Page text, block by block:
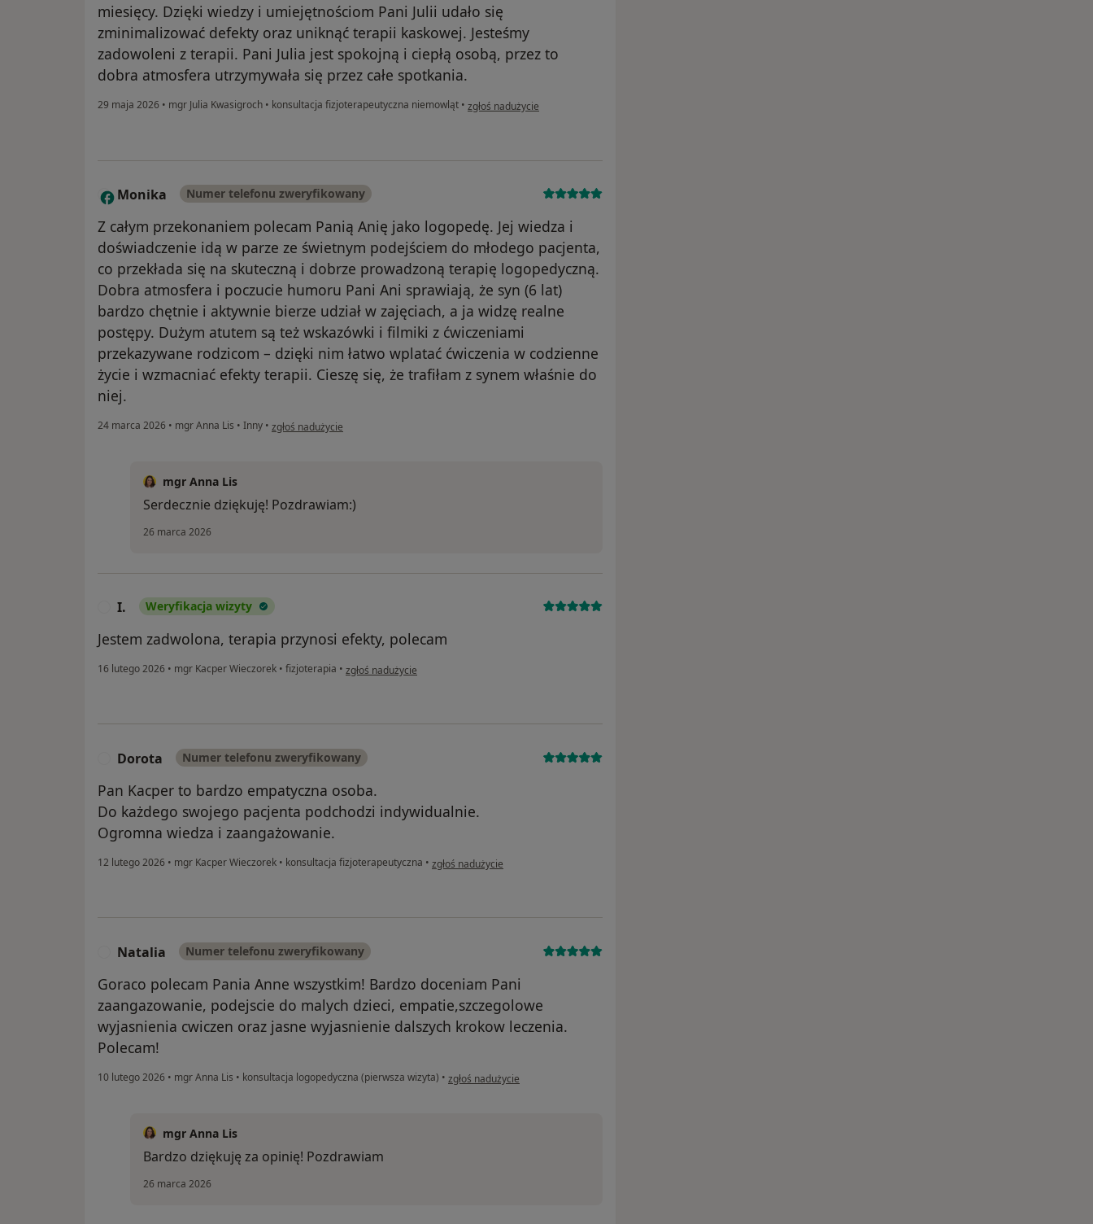
miesięcy. Dzięki wiedzy i umiejętnościom Pani Julii udało się
zminimalizować defekty oraz uniknąć terapii kaskowej. Jesteśmy
zadowoleni z terapii. Pani Julia jest spokojną i ciepłą osobą, przez to
dobra atmosfera utrzymywała się przez całe spotkania.
29 maja 2026 • mgr Julia Kwasigroch • konsultacja fizjoterapeutyczna niemowląt • w opinii użytkownika DK i IK
zgłoś nadużycie
M Monika Numer telefonu zweryfikowany
Z całym przekonaniem polecam Panią Anię jako logopedę. Jej wiedza i
doświadczenie idą w parze ze świetnym podejściem do młodego pacjenta,
co przekłada się na skuteczną i dobrze prowadzoną terapię logopedyczną.
Dobra atmosfera i poczucie humoru Pani Ani sprawiają, że syn (6 lat)
bardzo chętnie i aktywnie bierze udział w zajęciach, a ja widzę realne
postępy. Dużym atutem są też wskazówki i filmiki z ćwiczeniami
przekazywane rodzicom – dzięki nim łatwo wplatać ćwiczenia w codzienne
życie i wzmacniać efekty terapii. Cieszę się, że trafiłam z synem właśnie do
niej.
24 marca 2026 • mgr Anna Lis • Inny • w opinii użytkownika Monika
zgłoś nadużycie
mgr Anna Lis
Serdecznie dziękuję! Pozdrawiam:)
26 marca 2026
I. Weryfikacja wizyty
Jestem zadwolona, terapia przynosi efekty, polecam
16 lutego 2026 • mgr Kacper Wieczorek • fizjoterapia • w opinii użytkownika I.
zgłoś nadużycie
Dorota Numer telefonu zweryfikowany
Pan Kacper to bardzo empatyczna osoba.
Do każdego swojego pacjenta podchodzi indywidualnie.
Ogromna wiedza i zaangażowanie.
12 lutego 2026 • mgr Kacper Wieczorek • konsultacja fizjoterapeutyczna • w opinii użytkownika Dorota
zgłoś nadużycie
Natalia Numer telefonu zweryfikowany
Goraco polecam Pania Anne wszystkim! Bardzo doceniam Pani
zaangazowanie, podejscie do malych dzieci, empatie,szczegolowe
wyjasnienia cwiczen oraz jasne wyjasnienie dalszych krokow leczenia.
Polecam!
10 lutego 2026 • mgr Anna Lis • konsultacja logopedyczna (pierwsza wizyta) • w opinii użytkownika Natalia
zgłoś nadużycie
mgr Anna Lis
Bardzo dziękuję za opinię! Pozdrawiam
26 marca 2026